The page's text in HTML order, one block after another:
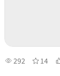
292 14